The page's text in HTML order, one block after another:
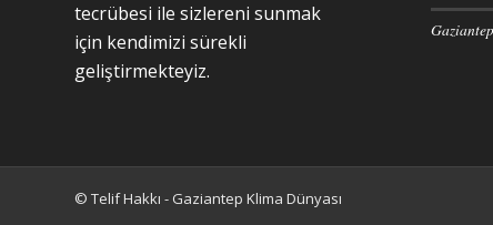
tecrübesi ile sizlereni sunmak
için kendimizi sürekli
geliştirmekteyiz.
© Telif Hakkı - Gaziantep Klima Dünyası